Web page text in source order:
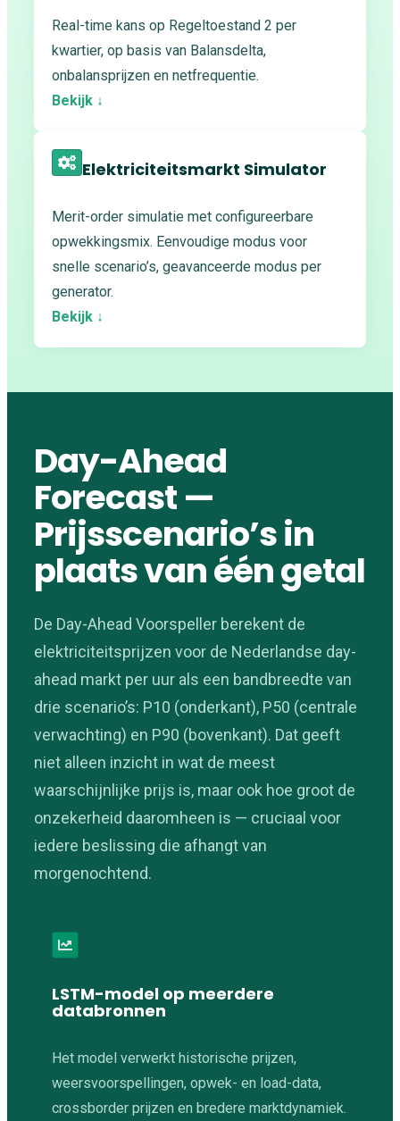
Real-time kans op Regeltoestand 2 per
kwartier, op basis van Balansdelta,
onbalansprijzen en netfrequentie.
Bekijk ↓
Elektriciteitsmarkt Simulator
Merit-order simulatie met configureerbare
opwekkingsmix. Eenvoudige modus voor
snelle scenario’s, geavanceerde modus per
generator.
Bekijk ↓
Day-Ahead
Forecast —
Prijsscenario’s in
plaats van één getal
De Day-Ahead Voorspeller berekent de
elektriciteitsprijzen voor de Nederlandse day-
ahead markt per uur als een bandbreedte van
drie scenario’s: P10 (onderkant), P50 (centrale
verwachting) en P90 (bovenkant). Dat geeft
niet alleen inzicht in wat de meest
waarschijnlijke prijs is, maar ook hoe groot de
onzekerheid daaromheen is — cruciaal voor
iedere beslissing die afhangt van
morgenochtend.
LSTM-model op meerdere
databronnen
Het model verwerkt historische prijzen,
weersvoorspellingen, opwek- en load-data,
crossborder prijzen en bredere marktdynamiek.